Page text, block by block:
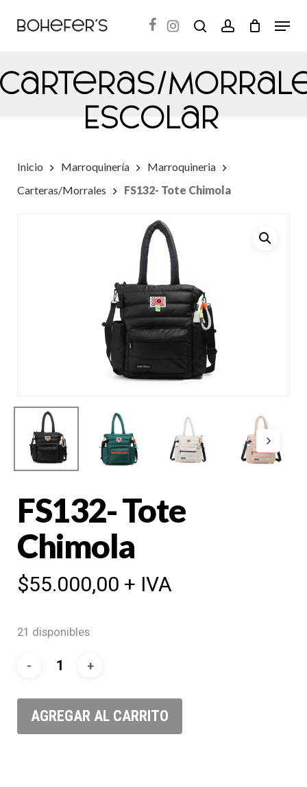
content
search accountMenu
Inicio Marroquinería
Marroquineria
Carteras/Morrales
FS132- Tote Chimola
Carteras/
Escolar
FS132- Tote
Chimola
$55.000,00 + IVA
21 disponibles
AGREGAR AL CARRITO